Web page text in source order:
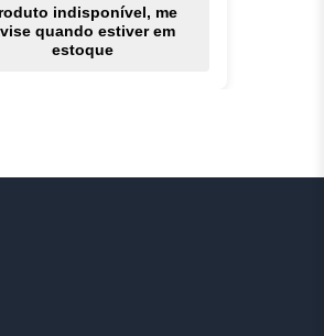
indisponível, me
quando estiver em
estoque